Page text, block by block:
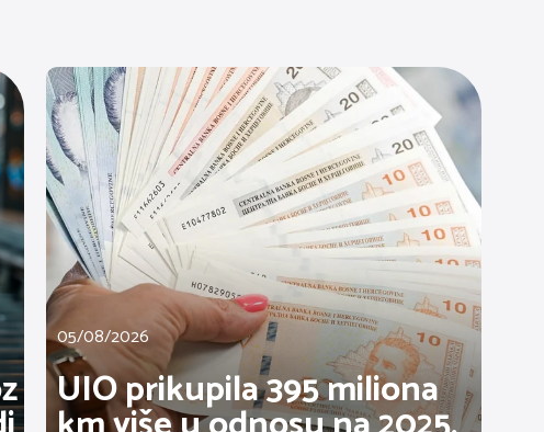
05/08/2026
UIO prikupila 395 miliona